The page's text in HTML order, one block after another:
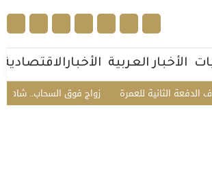
الأخبار العربية الأخبارالاقتصادية
زواج فوق السحاب.. شاهد: عريس للعمرة